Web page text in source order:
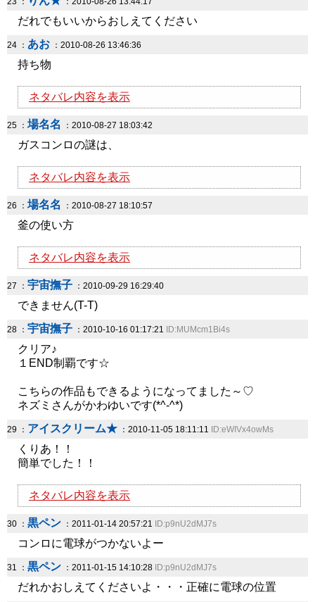
だれでもいいからおしえてください
24 ： あお ：2010-08-26 13:46:36
持ち物
ネタバレ内容を表示
25 ： 場名名 ：2010-08-27 18:03:42
ガスコンロの謎は、
ネタバレ内容を表示
26 ： 場名名 ：2010-08-27 18:10:57
釜の使い方
ネタバレ内容を表示
27 ： 宇宙撫子 ：2010-09-29 16:29:40
できません(T-T)
28 ： 宇宙撫子 ：2010-10-16 01:17:21 ID:MUMcm1Bi4s
クリア♪
１END制覇です☆
こちらの作品もできるようになってました～♡
ネズミさんがかわゆいです(*^-^*)
29 ： アイスクリーム★ ：2010-11-05 18:11:11 ID:eWIVx4owMs
くりあ！！
簡単でした！！
ネタバレ内容を表示
30 ： 黒ペン ：2011-01-14 20:57:21 ID:p9nU2dMJ7s
コンロに電球がつかないよー
31 ： 黒ペン ：2011-01-15 14:10:28 ID:p9nU2dMJ7s
だれかおしえてくださいよ・・・正確に電球の位置